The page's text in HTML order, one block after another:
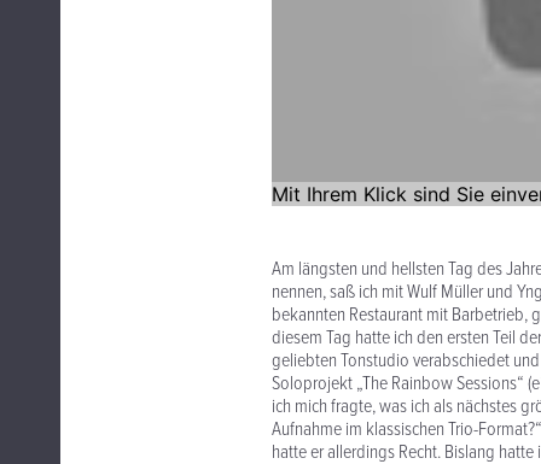
Am längsten und hellsten Tag des
nennen, saß ich mit Wulf Müller und
bekannten Restaurant mit Barbetrieb,
diesem Tag hatte ich den ersten Teil
geliebten Tonstudio verabschiedet
Soloprojekt „The Rainbow Sessions“
ich mich fragte, was ich als nächstes
Aufnahme im klassischen Trio-
hatte er allerdings Recht. Bislang